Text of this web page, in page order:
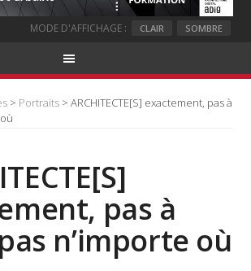
MODE D'AFFICHAGE : CLAIR SOMBRE
> Portraits > ARCHITECTE[S] exactement, pas à
pas à
n’importe où